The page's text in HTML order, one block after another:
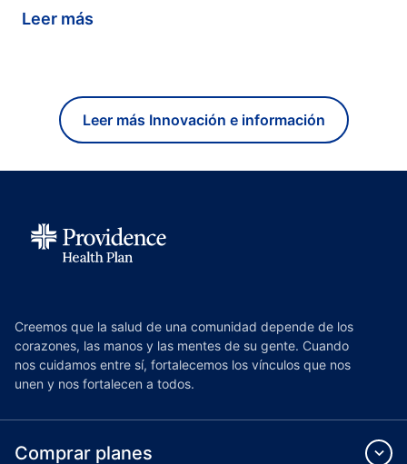
Leer más
Leer más Innovación e información
Creemos que la salud de una comunidad depende de los
corazones, las manos y las mentes de su gente. Cuando
nos cuidamos entre sí, fortalecemos los vínculos que nos
unen y nos fortalecen a todos.
Comprar planes